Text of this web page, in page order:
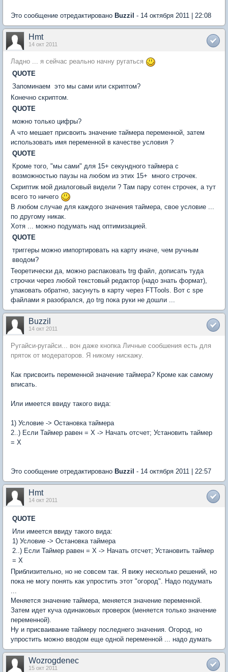
Это сообщение отредактировано Buzzil - 14 октября 2011 | 22:08
Hmt
14 окт 2011
Ладно ... я сейчас реально начну ругаться
QUOTE
Запоминаем  это мы сами или скриптом?
Конечно скриптом.
QUOTE
можно только цифры?
А что мешает присвоить значение таймера переменной, затем
использовать имя переменной в качестве условия ?
QUOTE
Кроме того, "мы сами" для 15+ секундного таймера с
возможностью паузы на любом из этих 15+  много строчек.
Cкриптик мой диалоговый видели ? Там пару сотен строчек, а тут
всего то ничего
В любом случае для каждого значения таймера, свое условие ...
по другому никак.
Хотя ... можно подумать над оптимизацией.
QUOTE
триггеры можно импортировать на карту иначе, чем ручным
вводом?
Теоретически да, можно распаковать trg файл, дописать туда
строчки через любой текстовый редактор (надо знать формат),
упаковать обратно, засунуть в карту через FTTools. Вот с spe
файлами я разобрался, до trg пока руки не дошли ...
Buzzil
14 окт 2011
Ругайси-ругайси... вон даже кнопка Личные сообшения есть для
пряток от модераторов. Я никому нискажу.
Как присвоить переменной значение таймера? Кроме как самому
вписать.
Или имеется ввиду такого вида:
1) Условие -> Остановка таймера
2..) Если Таймер равен = X -> Начать отсчет; Установить таймер
= Х
Это сообщение отредактировано Buzzil - 14 октября 2011 | 22:57
Hmt
14 окт 2011
QUOTE
Или имеется ввиду такого вида:
1) Условие -> Остановка таймера
2..) Если Таймер равен = X -> Начать отсчет; Установить таймер
= Х
Приблизительно, но не совсем так. Я вижу несколько решений, но
пока не могу понять как упростить этот "огород". Надо подумать
...
Меняется значение таймера, меняется значение переменной.
Затем идет куча одинаковых проверок (меняется только значение
переменной).
Ну и присваивание таймеру последнего значения. Огород, но
упростить можно вводом еще одной переменной ... надо думать
Wozrogdenec
15 окт 2011